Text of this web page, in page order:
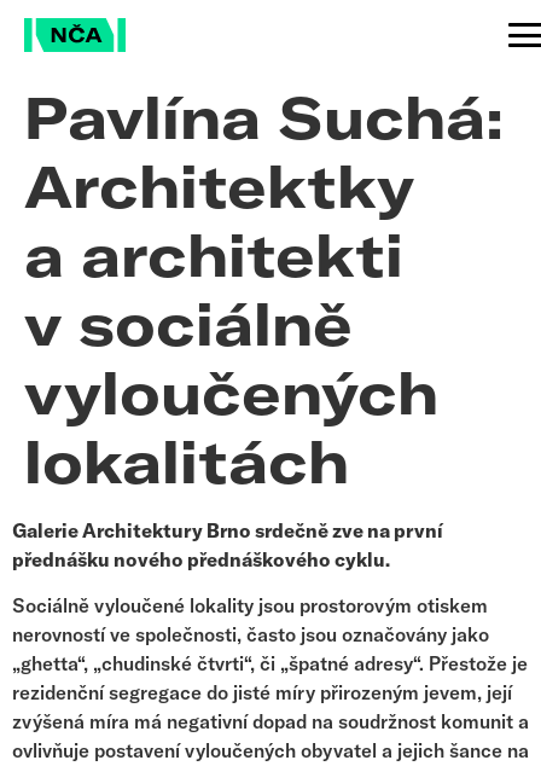
Pavlína Suchá:
Architektky
a architekti
v sociálně
vyloučených
lokalitách
Galerie Architektury Brno srdečně zve na první
přednášku nového přednáškového cyklu.
Sociálně vyloučené lokality jsou prostorovým otiskem
nerovností ve společnosti, často jsou označovány jako
„ghetta“, „chudinské čtvrti“, či „špatné adresy“. Přestože je
rezidenční segregace do jisté míry přirozeným jevem, její
zvýšená míra má negativní dopad na soudržnost komunit a
ovlivňuje postavení vyloučených obyvatel a jejich šance na